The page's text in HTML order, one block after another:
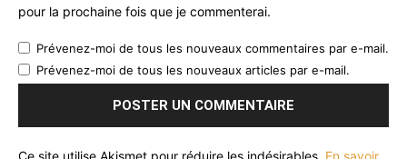
pour la prochaine fois que je commenterai.
Prévenez-moi de tous les nouveaux commentaires par e-mail.
Prévenez-moi de tous les nouveaux articles par e-mail.
Ce site utilise Akismet pour réduire les indésirables. En savoir